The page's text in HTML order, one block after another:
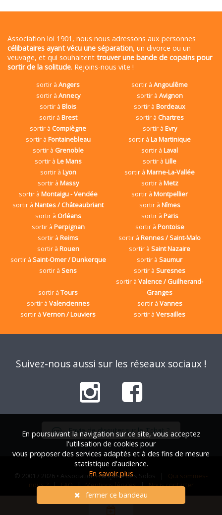
Association loi 1901, nous nous adressons aux personnes
célibataires ayant vécu une séparation, un divorce ou un
veuvage, et qui souhaitent trouver une bande de copains pour
sortir de la solitude. Rejoins-nous vite !
sortir àAngers sortir àAngoulême
sortir à Annecy sortir à Avignon
sortir àBlois sortir àBordeaux
sortir à Brest sortir à Chartres
sortir à Compiègne sortir à Evry
sortir à Fontainebleau sortir àLa Martinique
sortir à Grenoble sortir àLaval
sortir à Le Mans sortir àLille
sortir à Lyon sortir àMarne-La-Vallée
sortir à Massy sortir à Metz
sortir à Montaigu - Vendée sortir àMontpellier
sortir àNantes / Châteaubriant sortir à Nîmes
sortir à Orléans sortir à Paris
sortir à Perpignan sortir à Pontoise
sortir àReims sortir àRennes / Saint-Malo
sortir à Rouen sortir àSaint Nazaire
sortir à Saint-Omer / Dunkerque sortir àSaumur
sortir àSens sortir àSuresnes
sortir àTours
sortir àValence / Guilherand-
Granges
sortir à Valenciennes sortir à Vannes
sortir àVernon / Louviers sortir àVersailles
Suivez-nous aussi sur les réseaux sociaux !
Envie de discuter sur le Tchat ?
© 2001 / 2026 • Association Française des Solos | Qui sommes-
nous ?|FAQ|Mentions légales|Nous contacter
En poursuivant la navigation sur ce site, vous acceptez
l'utilisation de cookies pour
vous proposer des services adaptés et à des fins de mesure
statistique d'audience.
En savoir plus
fermer ce bandeau